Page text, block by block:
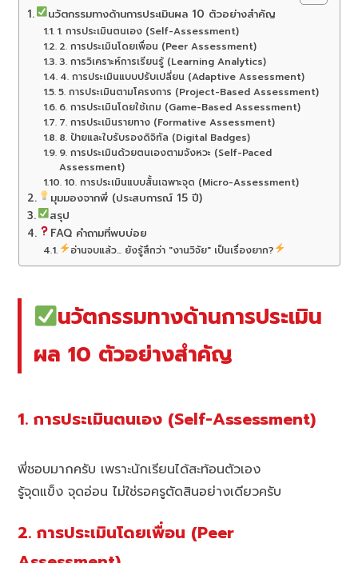
นวัตกรรมทางด้านการประเมินผล 10 ตัวอย่างสำคัญ
1. การประเมินตนเอง (Self-Assessment)
2. การประเมินโดยเพื่อน (Peer Assessment)
3. การวิเคราะห์การเรียนรู้ (Learning Analytics)
4. การประเมินแบบปรับเปลี่ยน (Adaptive Assessment)
5. การประเมินตามโครงการ (Project-Based Assessment)
6. การประเมินโดยใช้เกม (Game-Based Assessment)
7. การประเมินรายทาง (Formative Assessment)
8. ป้ายและใบรับรองดิจิทัล (Digital Badges)
9. การประเมินด้วยตนเองตามจังหวะ (Self-Paced
Assessment)
10. การประเมินแบบสั้นเฉพาะจุด (Micro-Assessment)
มุมมองจากพี่ (ประสบการณ์ 15 ปี)
สรุป
FAQ คำถามที่พบบ่อย
อ่านจบแล้ว... ยังรู้สึกว่า "งานวิจัย" เป็นเรื่องยาก?
นวัตกรรมทางด้านการประเมิน
ผล 10 ตัวอย่างสำคัญ
1. การประเมินตนเอง (Self-Assessment)
พี่ชอบมากครับ เพราะนักเรียนได้สะท้อนตัวเอง
รู้จุดแข็ง จุดอ่อน ไม่ใช่รอครูตัดสินอย่างเดียวครับ
2. การประเมินโดยเพื่อน (Peer